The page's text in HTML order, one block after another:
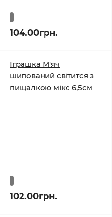
104.00грн.
Іграшка М'яч
шипований світится з
пищалкою мікс 6,5см
102.00грн.